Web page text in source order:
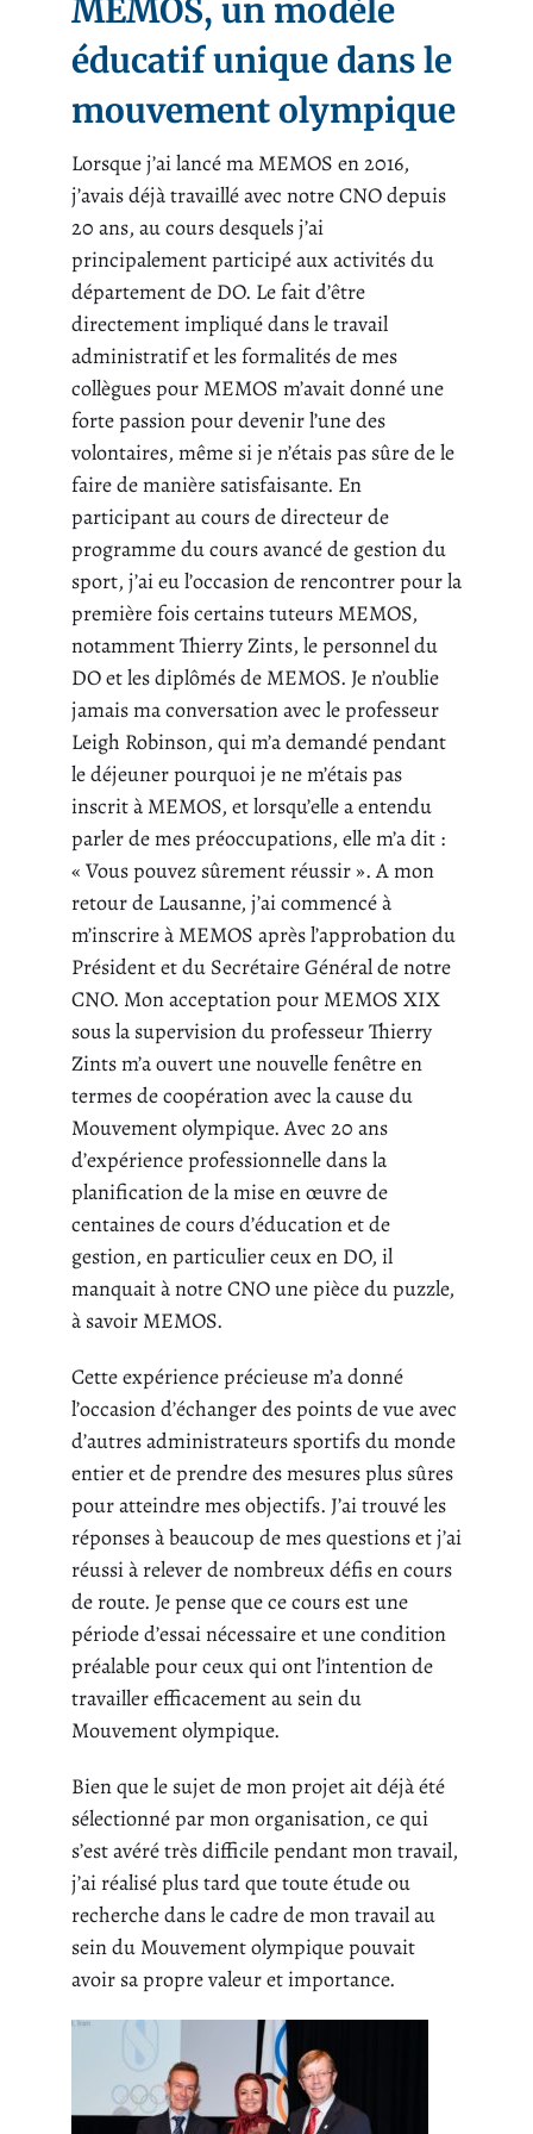
MEMOS, un modèle
éducatif unique dans le
mouvement olympique
Lorsque j’ai lancé ma MEMOS en 2016,
j’avais déjà travaillé avec notre CNO depuis
20 ans, au cours desquels j’ai
principalement participé aux activités du
département de DO. Le fait d’être
directement impliqué dans le travail
administratif et les formalités de mes
collègues pour MEMOS m’avait donné une
forte passion pour devenir l’une des
volontaires, même si je n’étais pas sûre de le
faire de manière satisfaisante. En
participant au cours de directeur de
programme du cours avancé de gestion du
sport, j’ai eu l’occasion de rencontrer pour la
première fois certains tuteurs MEMOS,
notamment Thierry Zints, le personnel du
DO et les diplômés de MEMOS. Je n’oublie
jamais ma conversation avec le professeur
Leigh Robinson, qui m’a demandé pendant
le déjeuner pourquoi je ne m’étais pas
inscrit à MEMOS, et lorsqu’elle a entendu
parler de mes préoccupations, elle m’a dit :
« Vous pouvez sûrement réussir ». A mon
retour de Lausanne, j’ai commencé à
m’inscrire à MEMOS après l’approbation du
Président et du Secrétaire Général de notre
CNO. Mon acceptation pour MEMOS XIX
sous la supervision du professeur Thierry
Zints m’a ouvert une nouvelle fenêtre en
termes de coopération avec la cause du
Mouvement olympique. Avec 20 ans
d’expérience professionnelle dans la
planification de la mise en œuvre de
centaines de cours d’éducation et de
gestion, en particulier ceux en DO, il
manquait à notre CNO une pièce du puzzle,
à savoir MEMOS.
Cette expérience précieuse m’a donné
l’occasion d’échanger des points de vue avec
d’autres administrateurs sportifs du monde
entier et de prendre des mesures plus sûres
pour atteindre mes objectifs. J’ai trouvé les
réponses à beaucoup de mes questions et j’ai
réussi à relever de nombreux défis en cours
de route. Je pense que ce cours est une
période d’essai nécessaire et une condition
préalable pour ceux qui ont l’intention de
travailler efficacement au sein du
Mouvement olympique.
Bien que le sujet de mon projet ait déjà été
sélectionné par mon organisation, ce qui
s’est avéré très difficile pendant mon travail,
j’ai réalisé plus tard que toute étude ou
recherche dans le cadre de mon travail au
sein du Mouvement olympique pouvait
avoir sa propre valeur et importance.